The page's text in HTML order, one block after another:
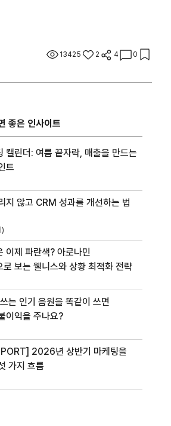
13425 2 4 0
좋은 인사이트
캘린더: 여름 끝자락, 매출을 만드는
트
지 않고 CRM 성과를 개선하는 법
)
이제 파란색? 아로나민
로 보는 웰니스와 상황 최적화 전략
는 인기 음원을 똑같이 쓰면
이익을 주나요?
2026년 상반기 마케팅을
가지 흐름